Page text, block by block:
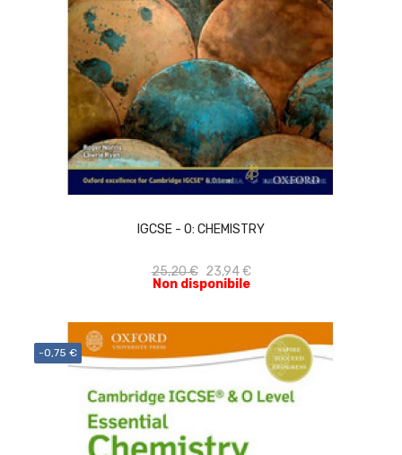
IGCSE - O: CHEMISTRY
25,20 € 23,94 €
Non disponibile
-0,75 €